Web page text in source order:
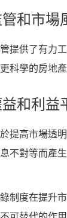
和市場
提供了有力
科學的房地
和利益
提高市場透
不對等而產
制度在提升